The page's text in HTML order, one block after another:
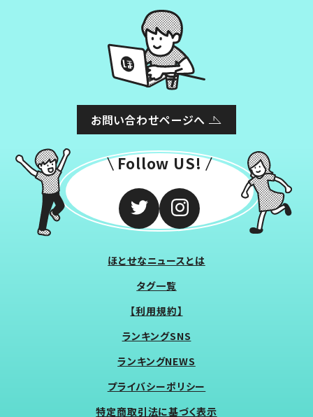
お問い合わせページへ
Follow US!
ほとせなニュースとは
タグ一覧
【利用規約】
ランキングSNS
ランキングNEWS
プライバシーポリシー
特定商取引法に基づく表示